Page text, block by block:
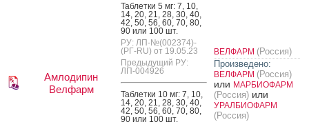
Амлодипин
Велфарм
Таб­летки 5 мг: 7, 10,
14, 20, 21, 28, 30, 40,
42, 50, 56, 60, 70, 80,
90 или 100 шт.
РУ: ЛП-№(002374)-
(РГ-RU) от 19.05.23
Предыдущий РУ:
ЛП-004926
Таб­летки 10 мг: 7, 10,
14, 20, 21, 28, 30, 40,
42, 50, 56, 60, 70, 80,
90 или 100 шт.
ВЕЛФАРМ (Россия)
Произведено:
ВЕЛФАРМ (Россия)
или МАРБИОФАРМ
(Россия) или
УРАЛБИОФАРМ
(Россия)